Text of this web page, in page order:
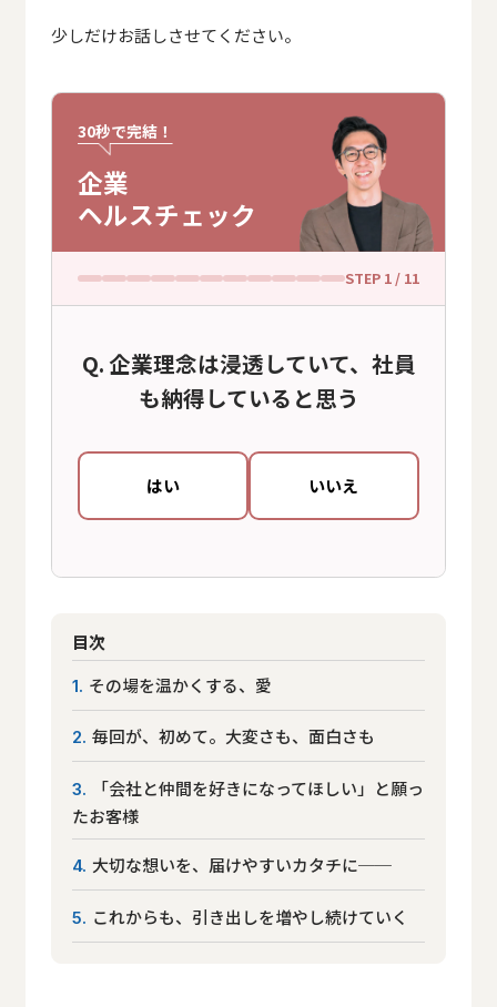
少しだけお話しさせてください。
30秒で完結！
企業
ヘルスチェック
STEP 1/ 11
企業理念は浸透していて、社員
も納得していると思う
はい いいえ
目次
1 その場を温かくする、愛
2 毎回が、初めて。大変さも、面白さも
3
「会社と仲間を好きになってほしい」と願っ
たお客様
4 大切な想いを、届けやすいカタチに──
5 これからも、引き出しを増やし続けていく